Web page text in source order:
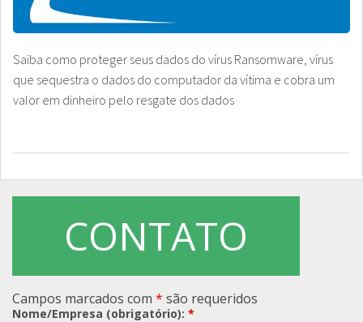
Saiba como proteger seus dados do vírus Ransomware, vírus
que sequestra o dados do computador da vítima e cobra um
valor em dinheiro pelo resgate dos dados
CONTATO
Campos marcados com * são requeridos
Nome/Empresa (obrigatório): *